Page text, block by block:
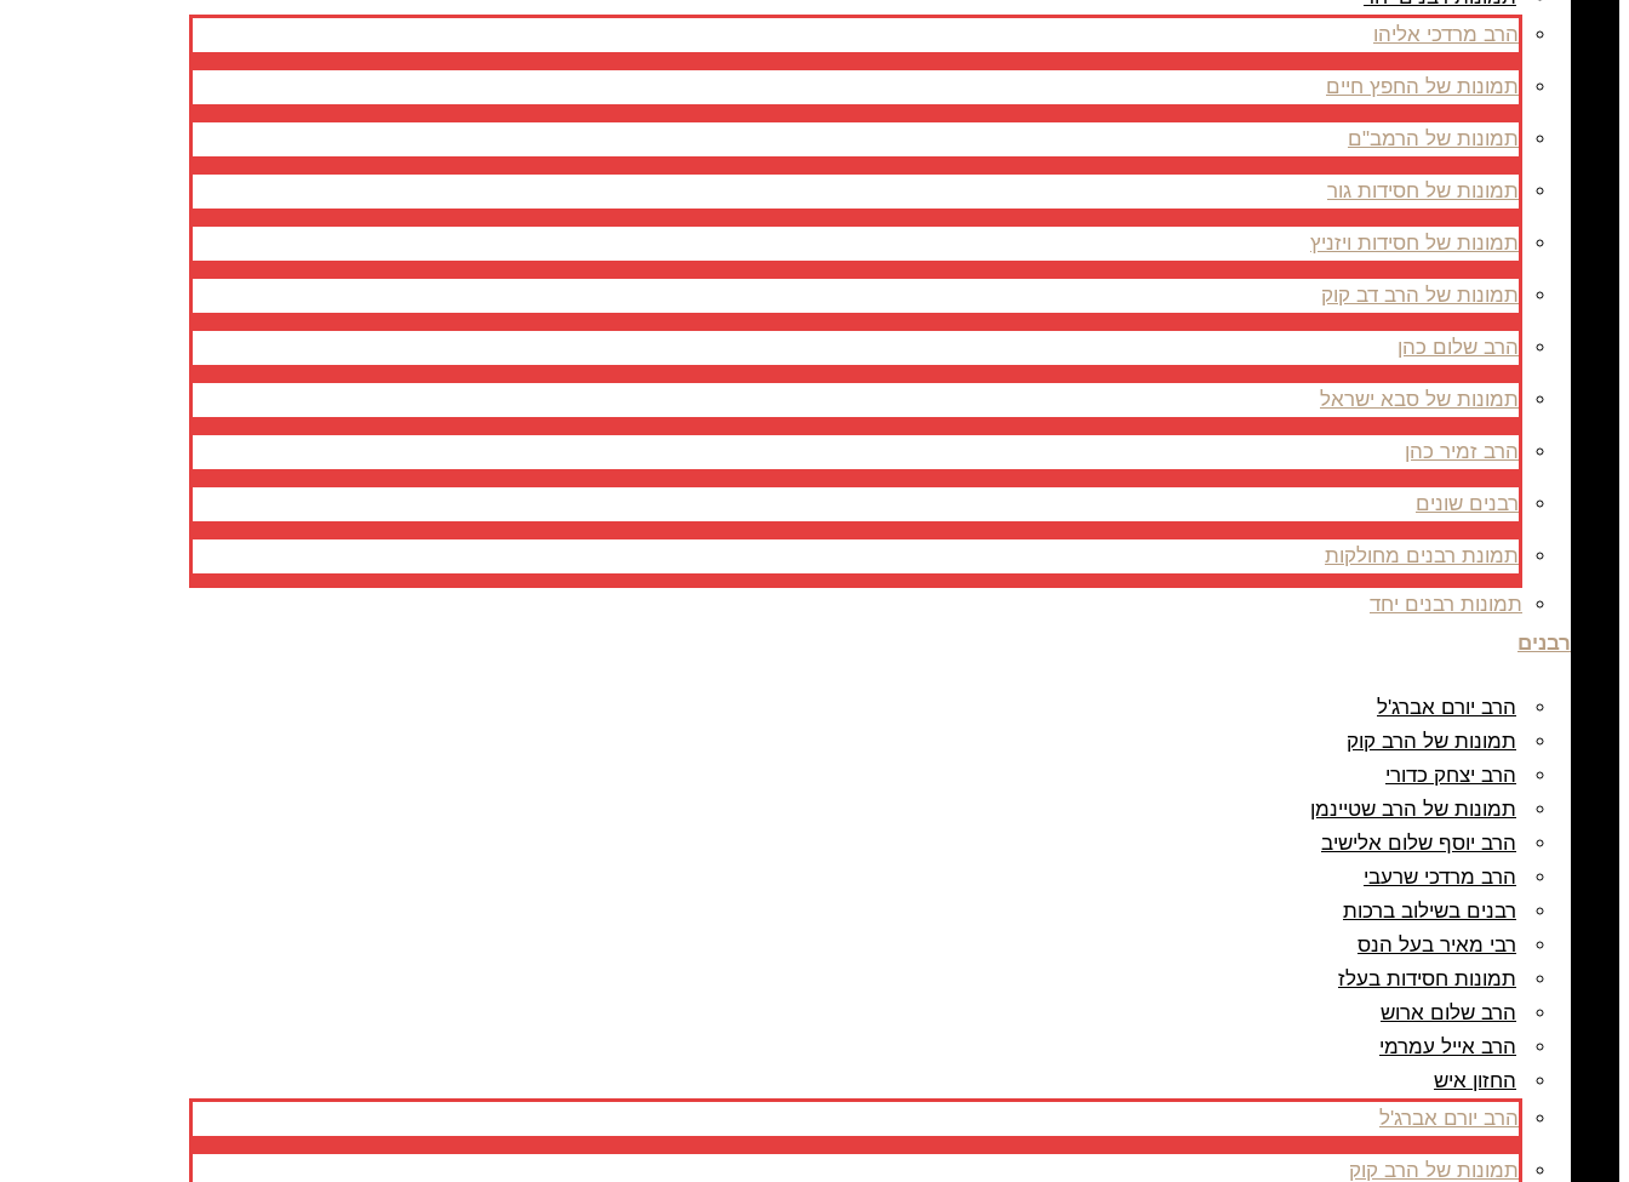
הרב מרדכי אליהו
תמונות של החפץ חיים
תמונות של הרמב"ם
תמונות של חסידות גור
תמונות של חסידות ויזניץ
תמונות של הרב דב קוק
הרב שלום כהן
תמונות של סבא ישראל
הרב זמיר כהן
רבנים שונים
תמונת רבנים מחולקות
תמונות רבנים יחד
רבנים
הרב יורם אברג'ל
תמונות של הרב קוק
הרב יצחק כדורי
תמונות של הרב שטיינמן
הרב יוסף שלום אלישיב
הרב מרדכי שרעבי
רבנים בשילוב ברכות
רבי מאיר בעל הנס
תמונות חסידות בעלז
הרב שלום ארוש
הרב אייל עמרמי
החזון איש
הרב יורם אברג'ל
תמונות של הרב קוק